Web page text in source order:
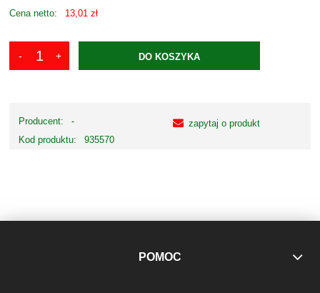
Cena netto: 13,01 zł
DO KOSZYKA
Producent:
-
Kod produktu:
935570
zapytaj o produkt
POMOC